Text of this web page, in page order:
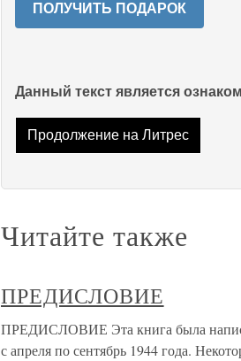
ПОЛУЧИТЬ ПОДАРОК
Данный текст является
Продолжение на Литрес
Читайте также
ПРЕДИСЛОВИЕ
ПРЕДИСЛОВИЕ Эта книга была
с апреля по сентябрь 1944 года.